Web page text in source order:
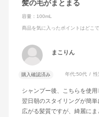
髪の毛がまとまる
容量：100mL
商品を気に入ったポイントはどこ
まこりん
購入確認済み 年代:50代 性
シャンプー後、こちらを使
翌日朝のスタイリングが簡単
広がる髪質ですが、綺麗にま